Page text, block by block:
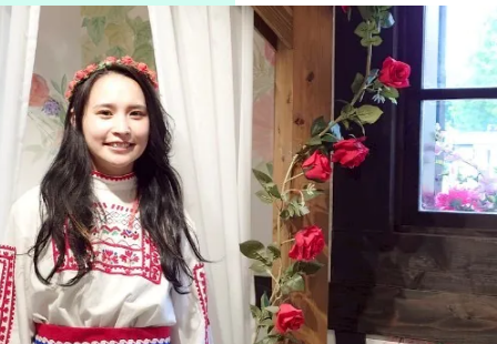
リトルワールドとは 館内マップ
イベント･お知らせ お問い合わせ
報道関係者の方へ